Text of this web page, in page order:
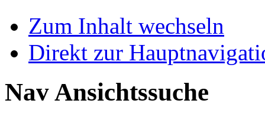
Zum Inhalt wechseln
Direkt zur
Nav Ansichtssuche